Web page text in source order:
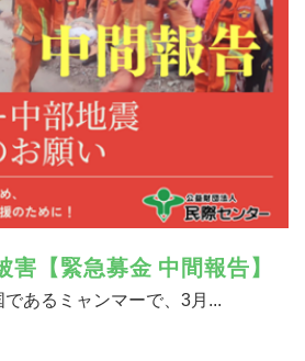
付する
害【緊急募金 中間報告】
あるミャンマーで、3月...